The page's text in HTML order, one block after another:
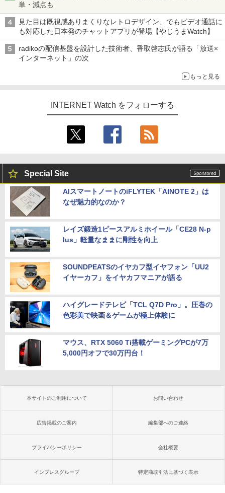
単・減点も
見た目は既視感ありまくりなレトロデザイン、でもビデオ通話に
も対応した日本発のチャットアプリが登場【やじうまWatch】
radikoの配信基盤を設計した技術者、香取啓志氏が語る「放送×
インターネット」の次
もっと見る
INTERNET Watch をフォローする
Special Site
AIスマートノートのiFLYTEK「AINOTE 2」は
なぜ魅力的なのか？
レイズ鍛造1ピースアルミホイール「CE28 N-p
lus」軽量なままに剛性を向上
SOUNDPEATSのイヤカフ型イヤフォン「UU2
イヤーカフ」をイヤカフマニアが語る
ハイグレードテレビ「TCL Q7D Pro」。圧巻の
色彩美で映画＆ゲームが極上体験に
マウス、RTX 5060 Ti搭載ゲーミングPCが7万
5,000円オフで30万円台！
本サイトのご利用について お問い合わせ
広告掲載のご案内 編集部へのご連絡
プライバシーポリシー 会社概要
インプレスグループ 特定商取引法に基づく表示